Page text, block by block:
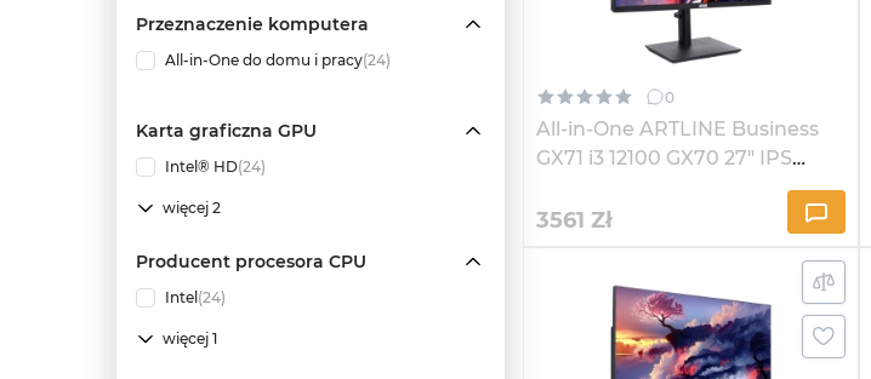
Przeznaczenie komputera
All-in-One do domu i pracy(24)
Karta graficzna GPU
Intel® HD(24)
więcej 2
Producent procesora CPU
Intel (24)
więcej 1
0
All-in-One ARTLINE Business
GX71 i3 12100 GX70 27" IPS
3561 Zł